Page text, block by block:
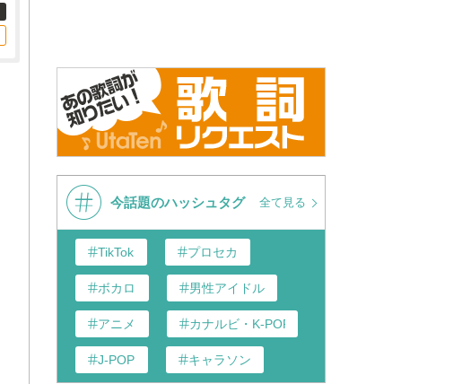
今話題のハッシュタグ 全て見る
TikTok プロセカ
ボカロ 男性アイドル
アニメ カナルビ・K-POP和訳
J-POP キャラソン